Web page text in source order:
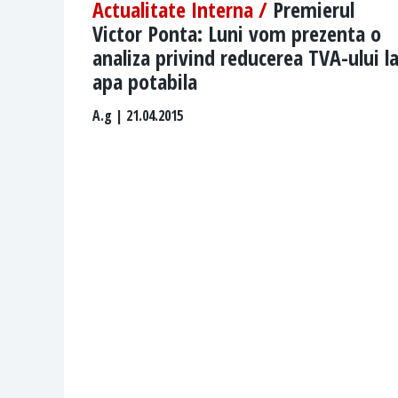
Actualitate Interna / Premierul
Victor Ponta: Luni vom prezenta o
analiza privind reducerea TVA-ului la
apa potabila
A.g | 21.04.2015